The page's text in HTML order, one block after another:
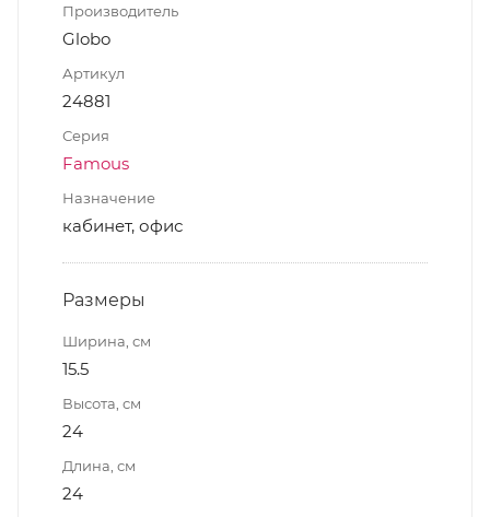
Производитель
Globo
Артикул
24881
Серия
Famous
Назначение
кабинет, офис
Размеры
Ширина, см
15.5
Высота, см
24
Длина, см
24